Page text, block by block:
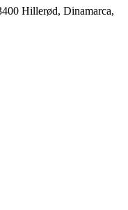
Hillerød, Dinamarca,